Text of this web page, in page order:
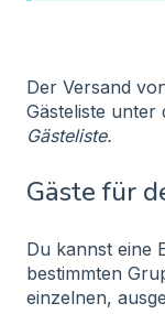
Der Versand
Gästeliste
Gästeliste.
Gäste für
Du kannst eine
bestimmten
einzelnen,